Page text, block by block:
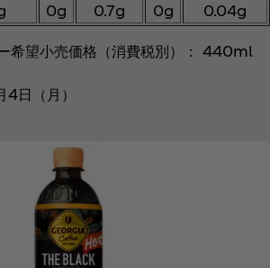
0g 0.7g 0g 0.04g
希望小売価格（消費税別）： 440ml
日（月）